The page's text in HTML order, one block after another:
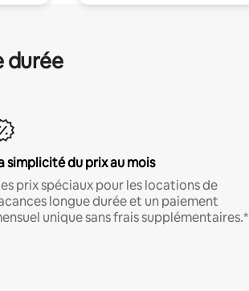
durée
simplicité du prix au mois
prix spéciaux pour les locations de
longue durée et un paiement
unique sans frais supplémentaires.*